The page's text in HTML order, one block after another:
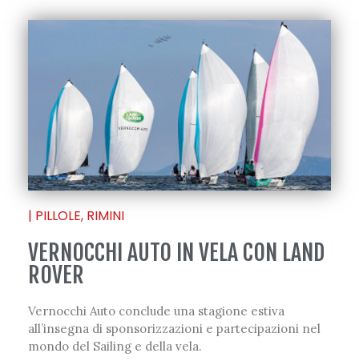
| PILLOLE, RIMINI
VERNOCCHI AUTO IN VELA CON LAND
ROVER
Vernocchi Auto conclude una stagione estiva
all’insegna di sponsorizzazioni e partecipazioni nel
mondo del Sailing e della vela.